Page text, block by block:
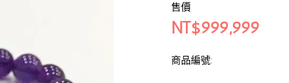
售價
NT$999,999
商品編號: